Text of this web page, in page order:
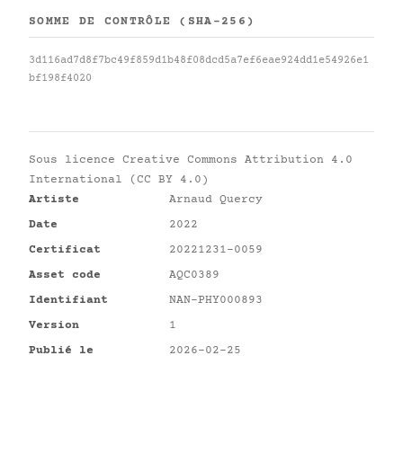
SOMME DE CONTRÔLE (SHA-256)
3d116ad7d8f7bc49f859d1b48f08dcd5a7ef6eae924dd1e54926e1
bf198f4020
Sous licence Creative Commons Attribution 4.0
International (CC BY 4.0)
Artiste
Arnaud Quercy
Date
2022
Certificat
20221231-0059
Asset code
AQC0389
Identifiant
NAN-PHY000893
Version
1
Publié le
2026-02-25